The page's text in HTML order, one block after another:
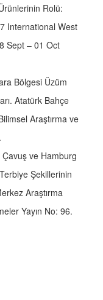
Rolü:
International West
Sept – 01 Oct
Bölgesi Üzüm
Atatürk Bahçe
Araştırma ve
ve Hamburg
Şekillerinin
Araştırma
Yayın No: 96.